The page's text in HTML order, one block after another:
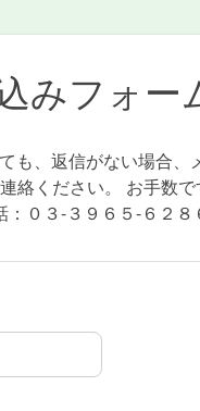
みフォー
も、返信がない場合、
絡ください。 お手数
０３-３９６５-６２８